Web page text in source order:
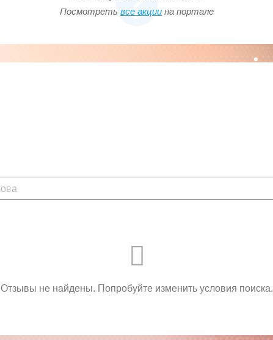
Посмотреть все акции на портале
Отзывы не найдены. Попробуйте изменить условия поиска.